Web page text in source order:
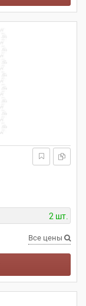
2 шт.
Все цены